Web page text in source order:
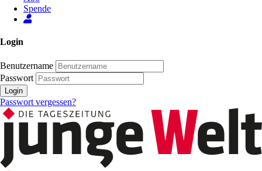
Spende
Login
Benutzername
Passwort
Login
Passwort vergessen?